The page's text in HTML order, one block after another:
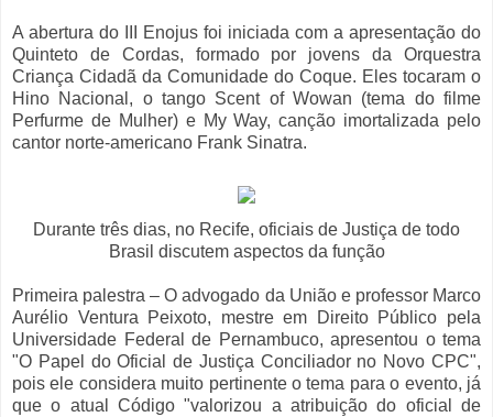
A abertura do III Enojus foi iniciada com a apresentação do
Quinteto de Cordas, formado por jovens da Orquestra
Criança Cidadã da Comunidade do Coque. Eles tocaram o
Hino Nacional, o tango Scent of Wowan (tema do filme
Perfurme de Mulher) e My Way, canção imortalizada pelo
cantor norte-americano Frank Sinatra.
Durante três dias, no Recife, oficiais de Justiça de todo
Brasil discutem aspectos da função
Primeira palestra – O advogado da União e professor Marco
Aurélio Ventura Peixoto, mestre em Direito Público pela
Universidade Federal de Pernambuco, apresentou o tema
"O Papel do Oficial de Justiça Conciliador no Novo CPC",
pois ele considera muito pertinente o tema para o evento, já
que o atual Código "valorizou a atribuição do oficial de